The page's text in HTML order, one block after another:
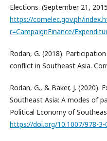
Elections. (September 21,
https://comelec.gov.ph/
r=CampaignFinance/
Rodan, G. (2018).
conflict in Southeast Asia.
Rodan, G., & Baker, J. (2020).
Southeast Asia: A modes of
Political Economy of
https://doi.org/10.1007/978-3-